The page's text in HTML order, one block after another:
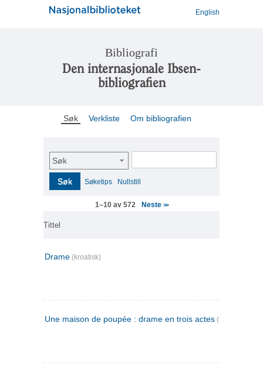
English
Bibliografi
Den internasjonale Ibsen-
bibliografien
Søk Verkliste Om bibliografien
Søk
Søk Søketips Nullstill
1–10 av 572 Neste >>
Tittel
Drame (kroatisk)
Une maison de poupée : drame en trois actes (fransk)